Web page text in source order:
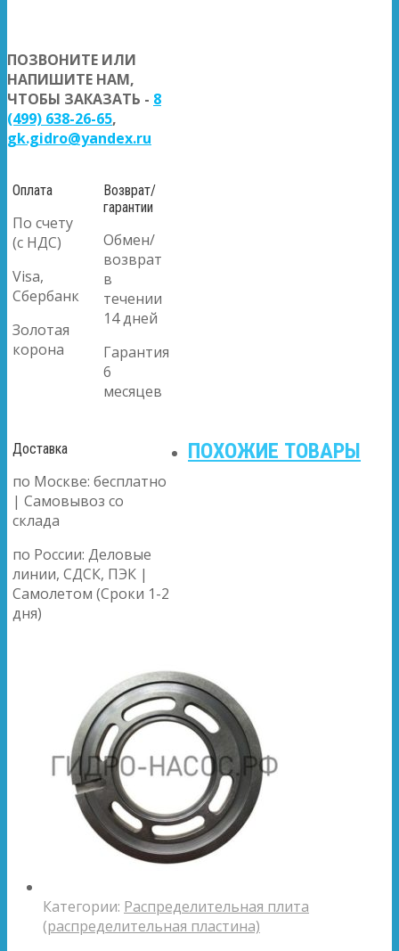
ПОЗВОНИТЕ ИЛИ
НАПИШИТЕ НАМ,
ЧТОБЫ ЗАКАЗАТЬ - 8
(499) 638-26-65,
gk.gidro@yandex.ru
Оплата
По счету
(с НДС)
Visa,
Сбербанк
Золотая
корона
Возврат/
гарантии
Обмен/
возврат
в
течении
14 дней
Гарантия
6
месяцев
Доставка
по Москве: бесплатно
| Самовывоз со
склада
по России: Деловые
линии, СДСК, ПЭК |
Самолетом (Сроки 1-2
дня)
ПОХОЖИЕ ТОВАРЫ
Категории: Распределительная плита
(распределительная пластина)